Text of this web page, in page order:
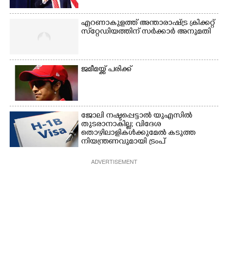
എറണാകുളത്ത് അന്താരാഷ്ട്ര ക്രിക്കറ്റ്
സ്‌റ്റേഡിയത്തിന് സർക്കാർ അനുമതി
ജമീമയ്ക്ക് പരിക്ക്
ജോലി നഷ്ടപ്പെട്ടാൽ യുഎസിൽ
തുടരാനാകില്ല; വിദേശ
തൊഴിലാളികൾക്കുമേൽ കടുത്ത
നിയന്ത്രണവുമായി ട്രംപ്‌
ADVERTISEMENT